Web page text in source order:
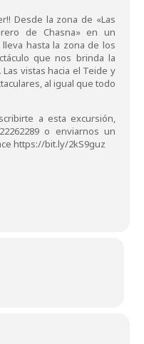
Desde la zona de «Las
de Chasna» en un
hasta la zona de los
que nos brinda la
vistas hacia el Teide y
al igual que todo
a esta excursión,
o enviarnos un
https://bit.ly/2kS9guz